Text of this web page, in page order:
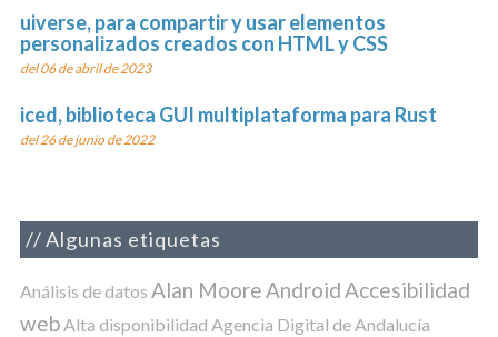
uiverse, para compartir y usar elementos
personalizados creados con HTML y CSS
del 06 de abril de 2023
iced, biblioteca GUI multiplataforma para Rust
del 26 de junio de 2022
Algunas etiquetas
Análisis de datos Alan MooreAndroidAccesibilidad
webAlta disponibilidad Agencia Digital de Andalucía